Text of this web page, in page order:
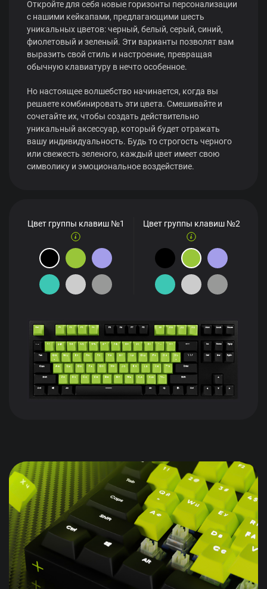
Откройте для себя новые горизонты персонализации
с нашими кейкапами, предлагающими шесть
уникальных цветов: черный, белый, серый, синий,
фиолетовый и зеленый. Эти варианты позволят вам
выразить свой стиль и настроение, превращая
обычную клавиатуру в нечто особенное.
Но настоящее волшебство начинается, когда вы
решаете комбинировать эти цвета. Смешивайте и
сочетайте их, чтобы создать действительно
уникальный аксессуар, который будет отражать
вашу индивидуальность. Будь то строгость черного
или свежесть зеленого, каждый цвет имеет свою
символику и эмоциональное воздействие.
Цвет группы клавиш №1 Цвет группы клавиш №2